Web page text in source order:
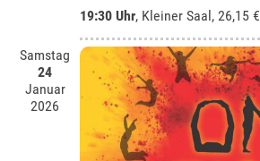
19:30 Uhr, Kleiner Saal, 26,15 €
Samstag
24
Januar
2026